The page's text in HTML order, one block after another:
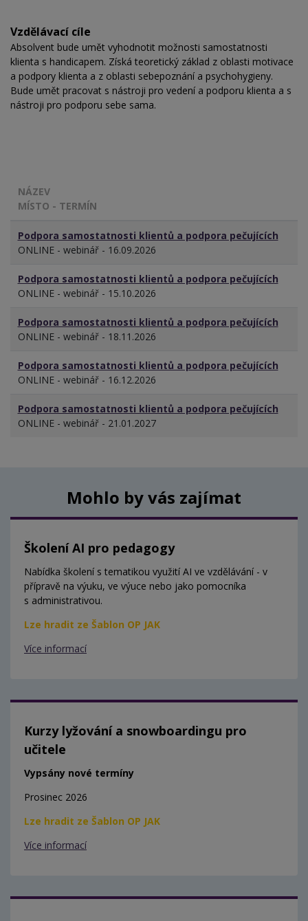
Vzdělávací cíle
Absolvent bude umět vyhodnotit možnosti samostatnosti
klienta s handicapem. Získá teoretický základ z oblasti motivace
a podpory klienta a z oblasti sebepoznání a psychohygieny.
Bude umět pracovat s nástroji pro vedení a podporu klienta a s
nástroji pro podporu sebe sama.
NÁZEV
MÍSTO - TERMÍN
Podpora samostatnosti klientů a podpora pečujících
ONLINE - webinář - 16.09.2026
Podpora samostatnosti klientů a podpora pečujících
ONLINE - webinář - 15.10.2026
Podpora samostatnosti klientů a podpora pečujících
ONLINE - webinář - 18.11.2026
Podpora samostatnosti klientů a podpora pečujících
ONLINE - webinář - 16.12.2026
Podpora samostatnosti klientů a podpora pečujících
ONLINE - webinář - 21.01.2027
Mohlo by vás zajímat
Školení AI pro pedagogy
Nabídka školení s tematikou využití AI ve vzdělávání - v
přípravě na výuku, ve výuce nebo jako pomocníka
s administrativou.
Lze hradit ze Šablon OP JAK
Více informací
Kurzy lyžování a snowboardingu pro
učitele
Vypsány nové termíny
Prosinec 2026
Lze hradit ze Šablon OP JAK
Více informací